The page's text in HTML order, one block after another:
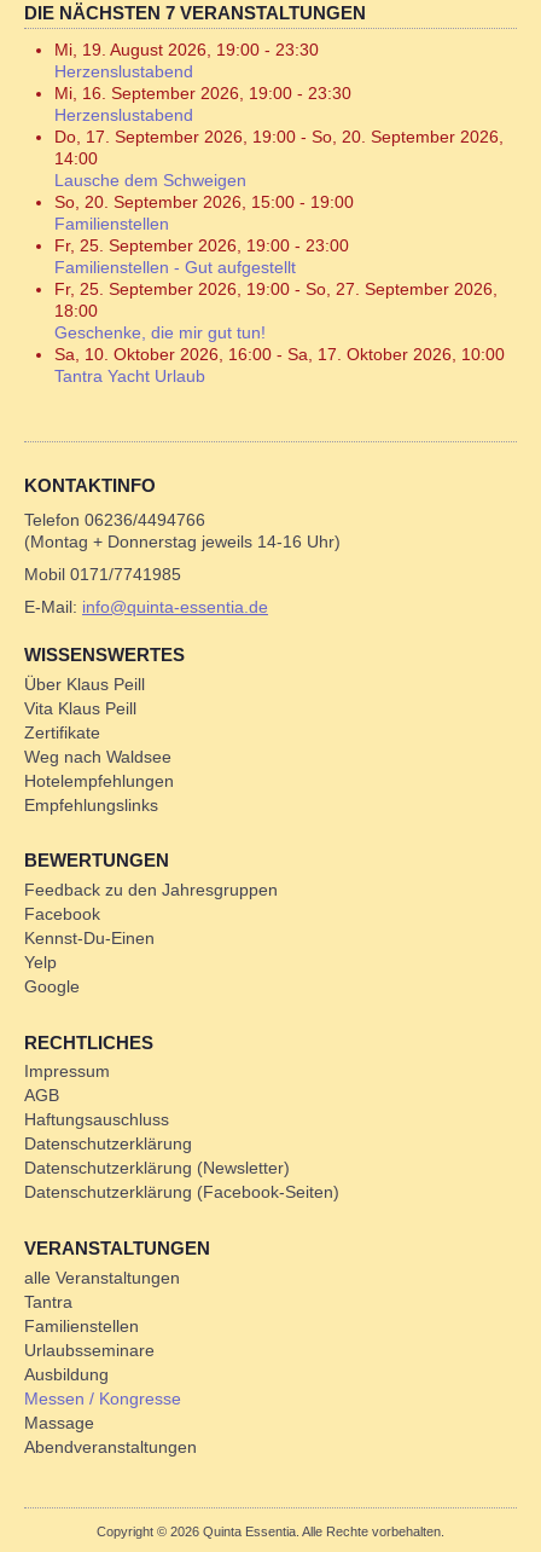
DIE NÄCHSTEN 7 VERANSTALTUNGEN
Mi, 19. August 2026 19:00 - 23:30
Herzenslustabend
Mi, 16. September 2026
19:00 - 23:30
Herzenslustabend
Do, 17. September 2026
19:00 - So, 20. September 2026
14:00
Lausche dem Schweigen
So, 20. September 2026
15:00 - 19:00
Familienstellen
Fr, 25. September 2026
19:00 - 23:00
Familienstellen - Gut aufgestellt
Fr, 25. September 2026
19:00 - So, 27. September 2026
18:00
Geschenke, die mir gut tun!
Sa, 10. Oktober 2026
16:00 - Sa, 17. Oktober 2026
10:00
Tantra Yacht Urlaub
KONTAKTINFO
Telefon 06236/4494766
(Montag + Donnerstag jeweils 14-16 Uhr)
Mobil 0171/7741985
E-Mail: info@quinta-essentia.de
WISSENSWERTES
Über Klaus Peill
Vita Klaus Peill
Zertifikate
Weg nach Waldsee
Hotelempfehlungen
Empfehlungslinks
BEWERTUNGEN
Feedback zu den Jahresgruppen
Facebook
Kennst-Du-Einen
Yelp
Google
RECHTLICHES
Impressum
AGB
Haftungsauschluss
Datenschutzerklärung
Datenschutzerklärung (Newsletter)
Datenschutzerklärung (Facebook-Seiten)
VERANSTALTUNGEN
alle Veranstaltungen
Tantra
Familienstellen
Urlaubsseminare
Ausbildung
Messen / Kongresse
Massage
Abendveranstaltungen
Copyright © 2026 Quinta Essentia. Alle Rechte vorbehalten.